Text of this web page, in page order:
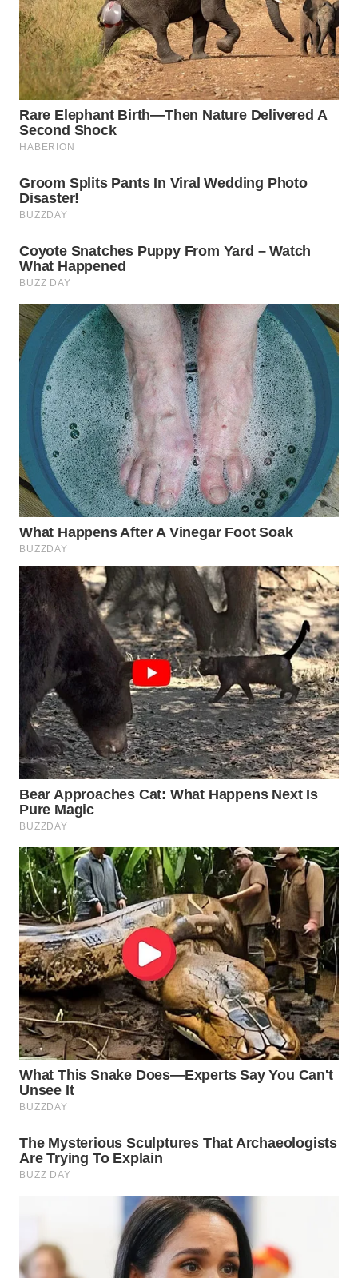
WN
TAPANULI
UTARA
WN
SAMOSIR
WN
LAWAS
WN
WN
WN
KEPULAUAN
SERIBU
WN
TANGERANG
WN
BINJAI
WN
CIREBON
WN
INDRAMAYU
WN
KUNINGAN
WN
MAJALENGKA
WN
WN
SUKABUMI
WN
PURWAKARTA
WN
PRIANGAN
TIMUR
WN
SEMARANG
WN
SOLO
WN
BOROBUDUR
WN
SURABAYA